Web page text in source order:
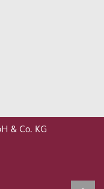
& Co. KG